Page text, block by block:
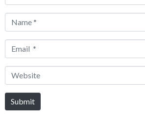
Name
Email
Website
Submit